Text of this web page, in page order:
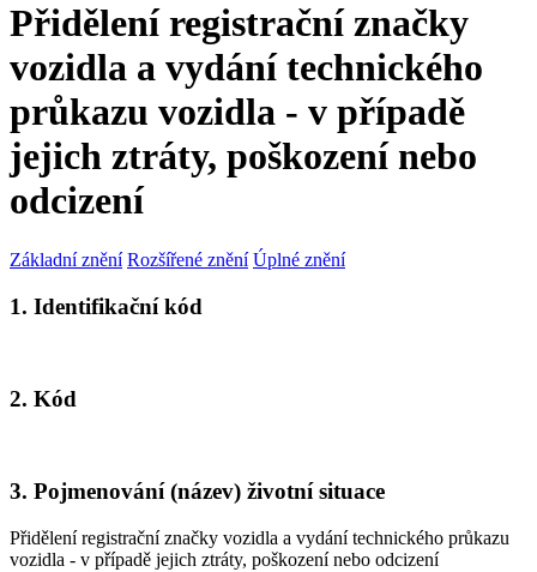
Přidělení registrační značky
vozidla a vydání technického
průkazu vozidla - v případě
jejich ztráty, poškození nebo
odcizení
Základní znění Rozšířené znění Úplné znění
1. Identifikační kód
2. Kód
3. Pojmenování (název) životní situace
Přidělení registrační značky vozidla a vydání technického průkazu
vozidla - v případě jejich ztráty, poškození nebo odcizení